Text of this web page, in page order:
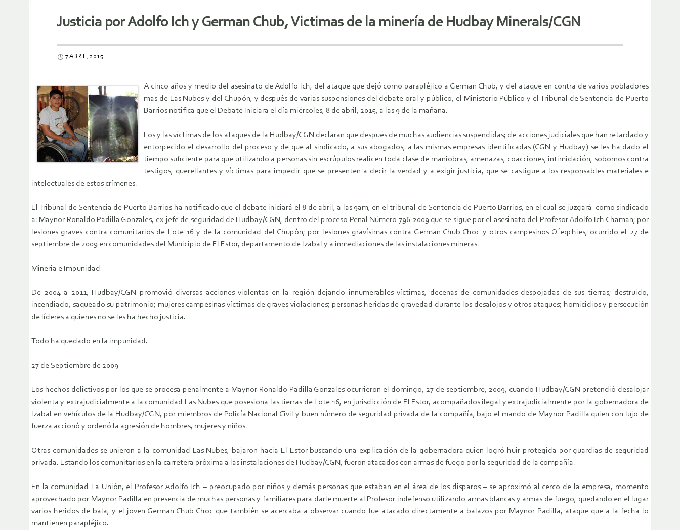
Justicia por Adolfo Ich y German Chub, Victimas de la minería de Hudbay Minerals/CGN
7 ABRIL, 2015
A cinco años y medio del asesinato de Adolfo Ich, del ataque que dejó como parapléjico a German Chub, y del ataque en contra de varios pobladores
mas de Las Nubes y del Chupón, y después de varias suspensiones del debate oral y público, el Ministerio Público y el Tribunal de Sentencia de Puerto
Barrios notifica que el Debate Iniciara el día miércoles, 8 de abril, 2015, a las 9 de la mañana.
Los y las víctimas de los ataques de la Hudbay/CGN declaran que después de muchas audiencias suspendidas; de acciones judiciales que han retardado y
entorpecido el desarrollo del proceso y de que al sindicado, a sus abogados, a las mismas empresas identificadas (CGN y Hudbay) se les ha dado el
tiempo suficiente para que utilizando a personas sin escrúpulos realicen toda clase de maniobras, amenazas, coacciones, intimidación, sobornos contra
testigos, querellantes y víctimas para impedir que se presenten a decir la verdad y a exigir justicia, que se castigue a los responsables materiales e
intelectuales de estos crímenes.
El Tribunal de Sentencia de Puerto Barrios ha notificado que el debate iniciará el 8 de abril, a las 9am, en el tribunal de Sentencia de Puerto Barrios, en el cual se juzgará como sindicado
a: Maynor Ronaldo Padilla Gonzales, ex-jefe de seguridad de Hudbay/CGN, dentro del proceso Penal Número 796-2009 que se sigue por el asesinato del Profesor Adolfo Ich Chaman; por
lesiones graves contra comunitarios de Lote 16 y de la comunidad del Chupón; por lesiones gravísimas contra German Chub Choc y otros campesinos Q´eqchies, ocurrido el 27 de
septiembre de 2009 en comunidades del Municipio de El Estor, departamento de Izabal y a inmediaciones de las instalaciones mineras.
Mineria e Impunidad
De 2004 a 2011, Hudbay/CGN promovió diversas acciones violentas en la región dejando innumerables víctimas, decenas de comunidades despojadas de sus tierras; destruido,
incendiado, saqueado su patrimonio; mujeres campesinas víctimas de graves violaciones; personas heridas de gravedad durante los desalojos y otros ataques; homicidios y persecución
de líderes a quienes no se les ha hecho justicia.
Todo ha quedado en la impunidad.
27 de Septiembre de 2009
Los hechos delictivos por los que se procesa penalmente a Maynor Ronaldo Padilla Gonzales ocurrieron el domingo, 27 de septiembre, 2009, cuando Hudbay/CGN pretendió desalojar
violenta y extrajudicialmente a la comunidad Las Nubes que posesiona las tierras de Lote 16, en jurisdicción de El Estor, acompañados ilegal y extrajudicialmente por la gobernadora de
Izabal en vehículos de la Hudbay/CGN, por miembros de Policía Nacional Civil y buen número de seguridad privada de la compañía, bajo el mando de Maynor Padilla quien con lujo de
fuerza accionó y ordenó la agresión de hombres, mujeres y niños.
Otras comunidades se unieron a la comunidad Las Nubes, bajaron hacia El Estor buscando una explicación de la gobernadora quien logró huir protegida por guardias de seguridad
privada. Estando los comunitarios en la carretera próxima a las instalaciones de Hudbay/CGN, fueron atacados con armas de fuego por la seguridad de la compañía.
En la comunidad La Unión, el Profesor Adolfo Ich – preocupado por niños y demás personas que estaban en el área de los disparos – se aproximó al cerco de la empresa, momento
aprovechado por Maynor Padilla en presencia de muchas personas y familiares para darle muerte al Profesor indefenso utilizando armas blancas y armas de fuego, quedando en el lugar
varios heridos de bala, y el joven German Chub Choc que también se acercaba a observar cuando fue atacado directamente a balazos por Maynor Padilla, ataque que a la fecha lo
mantienen parapléjico.